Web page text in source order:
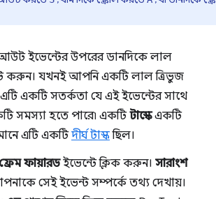
ইভেন্টের উপরের ডানদিকে লাল
করুন। যখনই আপনি একটি লাল ত্রিভুজ
একটি সতর্কতা যে এই ইভেন্টের সাথে
সমস্যা হতে পারে৷ একটিটাস্কেএকটি
এটি একটিদীর্ঘ টাস্কছিল।
ফায়ারডইভেন্টে ক্লিক করুন। সারাংশ
সেই ইভেন্ট সম্পর্কে তথ্য দেখায়।